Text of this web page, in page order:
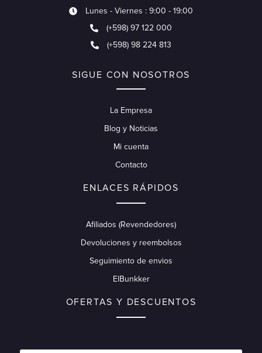
Lunes - Viernes : 9:00 - 19:00
(+598) 97 122 000
(+598) 98 224 813
SIGUE CON NOSOTROS
La Empresa
Blog y Noticias
Mi cuenta
Contacto
ENLACES RÁPIDOS
Afiliados (Revendedores)
Devoluciones y reembolsos
Seguimiento de envios
ElBunkker
OFERTAS Y DESCUENTOS